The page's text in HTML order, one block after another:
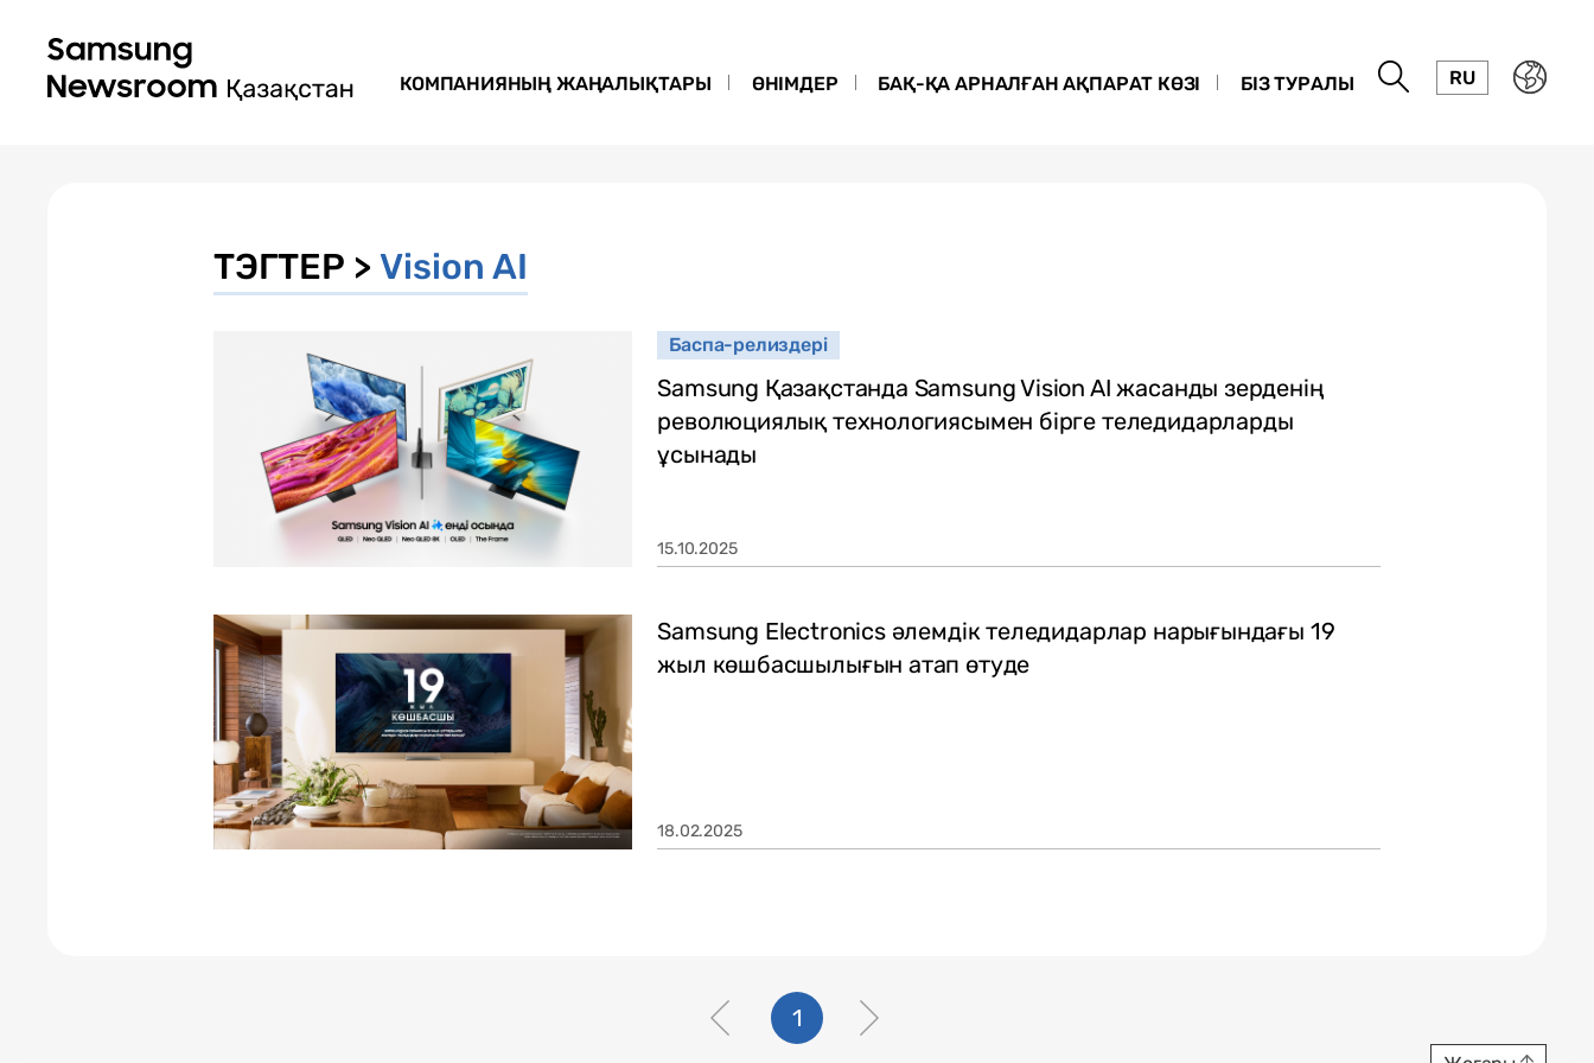
КОМПАНИЯНЫҢ ЖАҢАЛЫҚТАРЫ ӨНІМДЕР БАҚ-ҚА АРНАЛҒАН АҚПАРАТ КӨЗІ БІЗ ТУРАЛЫ RU
ТЭГТЕР > Vision AI
Баспа-релиздері
Samsung Қазақстанда Samsung Vision AI жасанды зерденің
революциялық технологиясымен бірге теледидарларды
ұсынады
15.10.2025
Samsung Electronics әлемдік теледидарлар нарығындағы 19
жыл көшбасшылығын атап өтуде
18.02.2025
1